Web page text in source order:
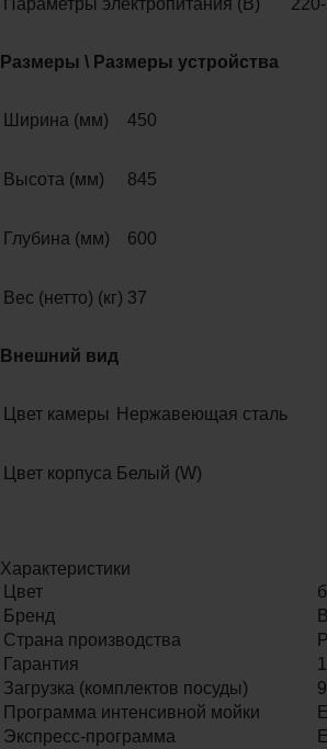
Размеры \ Размеры устройства
Ширина (мм) 450
Высота (мм) 845
Глубина (мм) 600
Вес (нетто) (кг) 37
Внешний вид
Цвет камеры Нержавеющая сталь
Цвет корпуса Белый (W)
Характеристики
Цвет
Бренд
Страна производства
Гарантия
Загрузка (комплектов посуды)
9
Программа интенсивной мойки
Экспресс-программа